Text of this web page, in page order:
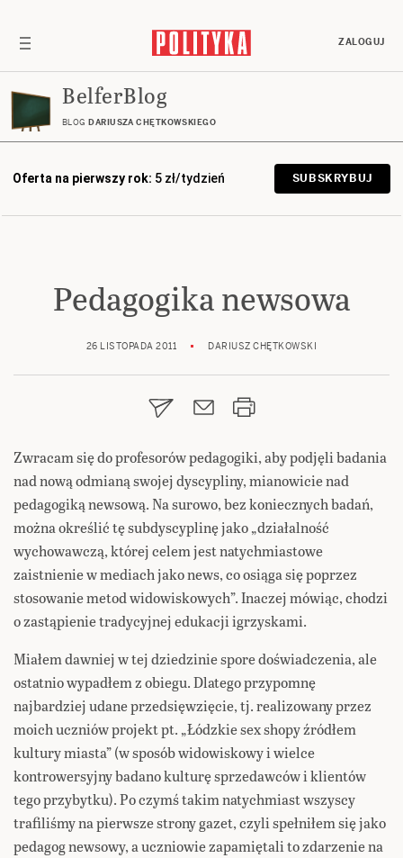
ZALOGUJ
BelferBlog
BLOG DARIUSZA CHĘTKOWSKIEGO
Oferta na pierwszy rok: 5 zł/tydzień SUBSKRYBUJ
Pedagogika newsowa
26 LISTOPADA 2011 DARIUSZ CHĘTKOWSKI
Zwracam się do profesorów pedagogiki, aby podjęli badania
nad nową odmianą swojej dyscypliny, mianowicie nad
pedagogiką newsową. Na surowo, bez koniecznych badań,
można określić tę subdyscyplinę jako „działalność
wychowawczą, której celem jest natychmiastowe
zaistnienie w mediach jako news, co osiąga się poprzez
stosowanie metod widowiskowych”. Inaczej mówiąc, chodzi
o zastąpienie tradycyjnej edukacji igrzyskami.
Miałem dawniej w tej dziedzinie spore doświadczenia, ale
ostatnio wypadłem z obiegu. Dlatego przypomnę
najbardziej udane przedsięwzięcie, tj. realizowany przez
moich uczniów projekt pt. „Łódzkie sex shopy źródłem
kultury miasta” (w sposób widowiskowy i wielce
kontrowersyjny badano kulturę sprzedawców i klientów
tego przybytku). Po czymś takim natychmiast wszyscy
trafiliśmy na pierwsze strony gazet, czyli spełniłem się jako
pedagog newsowy, a uczniowie zapamiętali to zdarzenie na